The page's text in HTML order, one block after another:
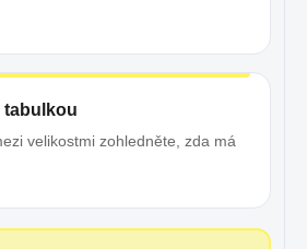
tabulkou
velikostmi zohledněte, zda má